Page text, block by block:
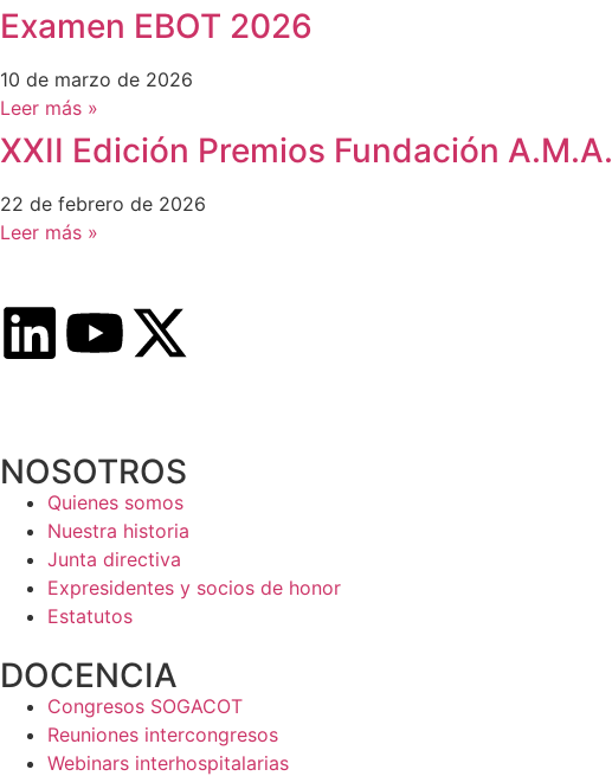
Examen EBOT 2026
10 de marzo de 2026
Leer más »
XXII Edición Premios Fundación A.M.A.
22 de febrero de 2026
Leer más »
NOSOTROS
Quienes somos
Nuestra historia
Junta directiva
Expresidentes y socios de honor
Estatutos
DOCENCIA
Congresos SOGACOT
Reuniones intercongresos
Webinars interhospitalarias